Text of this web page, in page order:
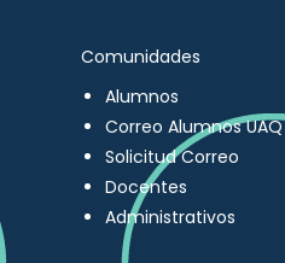
Comunidades
Alumnos
Correo Alumnos UAQ
Solicitud Correo
Docentes
Administrativos